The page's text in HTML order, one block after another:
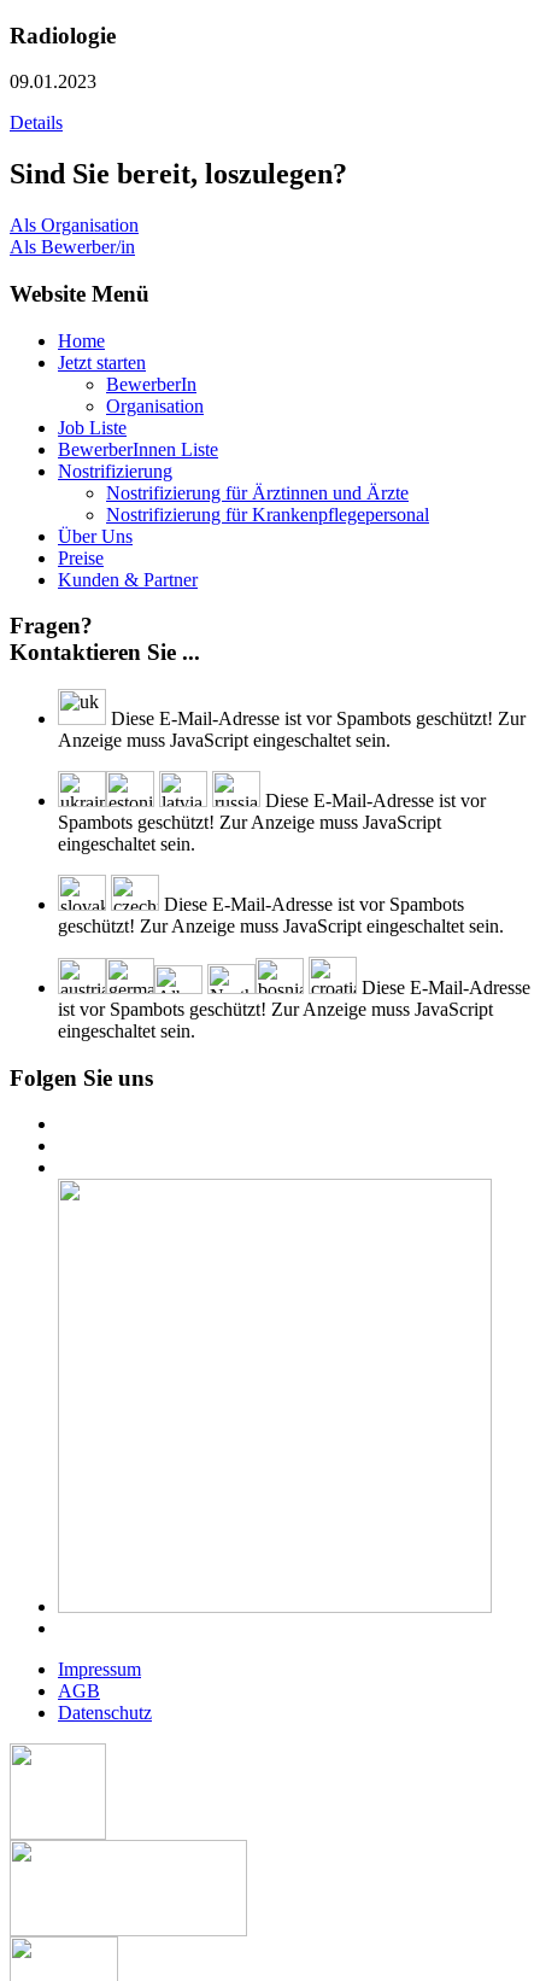
Radiologie
09.01.2023
Details
Sind Sie bereit, loszulegen?
Als Organisation
Als Bewerber/in
Website Menü
Home
Jetzt starten
BewerberIn
Organisation
Job Liste
BewerberInnen Liste
Nostrifizierung
Nostrifizierung für Ärztinnen und Ärzte
Nostrifizierung für Krankenpflegepersonal
Über Uns
Preise
Kunden & Partner
Fragen?
Kontaktieren Sie ...
Diese E-Mail-Adresse ist vor Spambots geschützt! Zur
Anzeige muss JavaScript eingeschaltet sein.
Diese E-Mail-Adresse ist vor
Spambots geschützt! Zur Anzeige muss JavaScript
eingeschaltet sein.
Diese E-Mail-Adresse ist vor Spambots
geschützt! Zur Anzeige muss JavaScript eingeschaltet sein.
Diese E-Mail-Adresse
ist vor Spambots geschützt! Zur Anzeige muss JavaScript
eingeschaltet sein.
Folgen Sie uns
Impressum
AGB
Datenschutz